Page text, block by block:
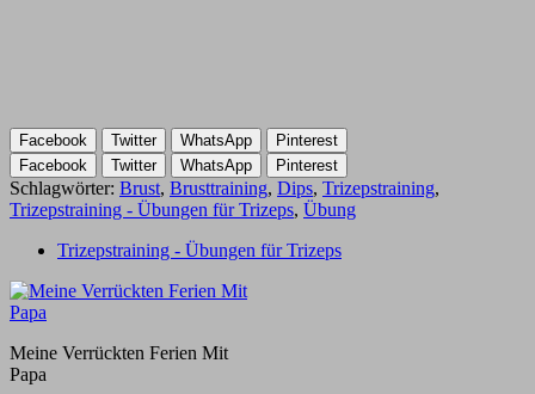
Facebook Twitter WhatsApp
Pinterest
Facebook
Twitter WhatsApp Pinterest
Schlagwörter: Brust, Brusttraining, Dips, Trizepstraining,
Trizepstraining - Übungen für Trizeps, Übung
Trizepstraining - Übungen für Trizeps
Meine Verrückten Ferien Mit
Papa